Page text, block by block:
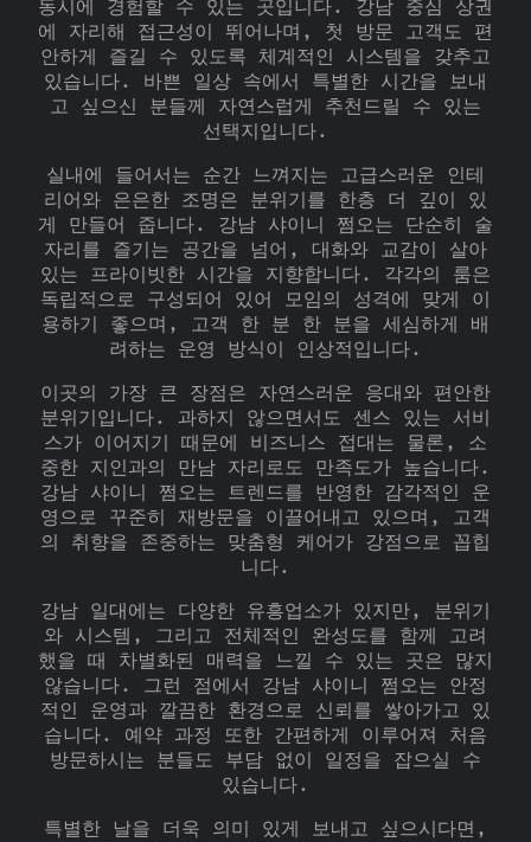
동시에 경험할 수 있는 곳입니다. 강남 중심 상권
에 자리해 접근성이 뛰어나며, 첫 방문 고객도 편
안하게 즐길 수 있도록 체계적인 시스템을 갖추고
있습니다. 바쁜 일상 속에서 특별한 시간을 보내
고 싶으신 분들께 자연스럽게 추천드릴 수 있는
선택지입니다.
실내에 들어서는 순간 느껴지는 고급스러운 인테
리어와 은은한 조명은 분위기를 한층 더 깊이 있
게 만들어 줍니다. 강남 샤이니 쩜오는 단순히 술
자리를 즐기는 공간을 넘어, 대화와 교감이 살아
있는 프라이빗한 시간을 지향합니다. 각각의 룸은
독립적으로 구성되어 있어 모임의 성격에 맞게 이
용하기 좋으며, 고객 한 분 한 분을 세심하게 배
려하는 운영 방식이 인상적입니다.
이곳의 가장 큰 장점은 자연스러운 응대와 편안한
분위기입니다. 과하지 않으면서도 센스 있는 서비
스가 이어지기 때문에 비즈니스 접대는 물론, 소
중한 지인과의 만남 자리로도 만족도가 높습니다.
강남 샤이니 쩜오는 트렌드를 반영한 감각적인 운
영으로 꾸준히 재방문을 이끌어내고 있으며, 고객
의 취향을 존중하는 맞춤형 케어가 강점으로 꼽힙
니다.
강남 일대에는 다양한 유흥업소가 있지만, 분위기
와 시스템, 그리고 전체적인 완성도를 함께 고려
했을 때 차별화된 매력을 느낄 수 있는 곳은 많지
않습니다. 그런 점에서 강남 샤이니 쩜오는 안정
적인 운영과 깔끔한 환경으로 신뢰를 쌓아가고 있
습니다. 예약 과정 또한 간편하게 이루어져 처음
방문하시는 분들도 부담 없이 일정을 잡으실 수
있습니다.
특별한 날을 더욱 의미 있게 보내고 싶으시다면,